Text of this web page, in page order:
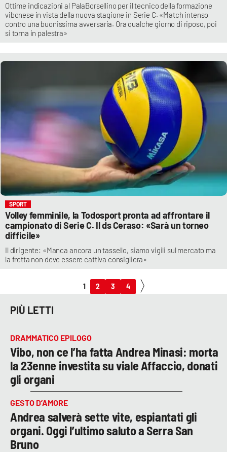
Ottime indicazioni al PalaBorsellino per il tecnico della formazione
vibonese in vista della nuova stagione in Serie C. «Match intenso
contro una buonissima avversaria. Ora qualche giorno di riposo, poi
si torna in palestra»
SPORT
Volley femminile, la Todosport pronta ad affrontare il
campionato di Serie C. Il ds Ceraso: «Sarà un torneo
difficile»
Il dirigente: «Manca ancora un tassello, siamo vigili sul mercato ma
la fretta non deve essere cattiva consigliera»
1 2 3 4
PIÙ LETTI
DRAMMATICO EPILOGO
Vibo, non ce l’ha fatta Andrea Minasi: morta
la 23enne investita su viale Affaccio, donati
gli organi
GESTO D’AMORE
Andrea salverà sette vite, espiantati gli
organi. Oggi l’ultimo saluto a Serra San
Bruno